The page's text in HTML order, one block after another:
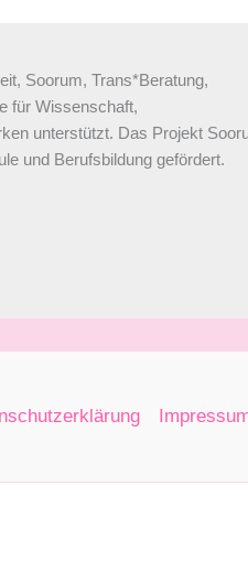
Soorum, Trans*Beratung,
für Wissenschaft,
unterstützt. Das Projekt
und Berufsbildung gefördert.